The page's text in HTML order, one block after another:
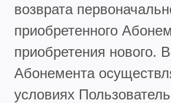
возврата
приобретенного
приобретения нового.
Абонемента
условиях